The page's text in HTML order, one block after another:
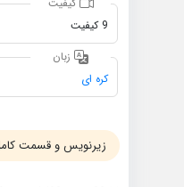
9 کیفیت
زبان
کره ای
زیرنویس و قسمت